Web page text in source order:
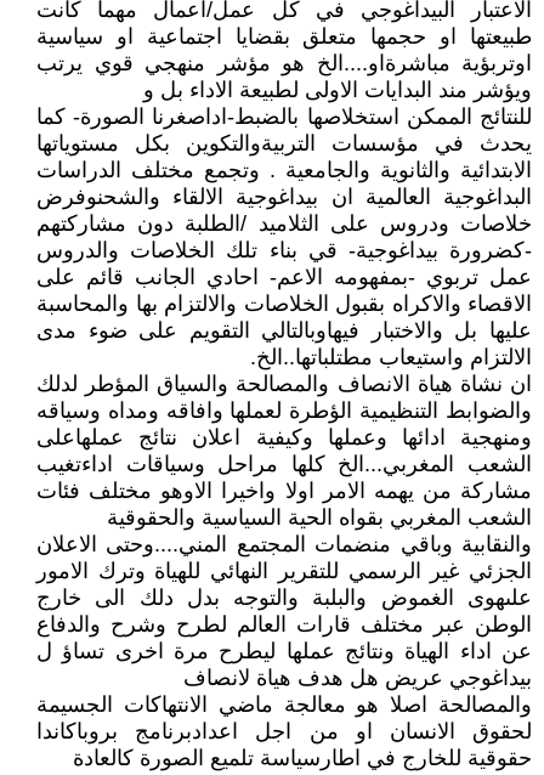
الاعتبار البيداغوجي في كل عمل/اعمال مهما كانت
طبيعتها او حجمها متعلق بقضايا اجتماعية او سياسية
اوتربؤية مباشرةاو....الخ هو مؤشر منهجي قوي يرتب
ويؤشر مند البدايات الاولى لطبيعة الاداء بل و
للنتائج الممكن استخلاصها بالضبط-اداصغرنا الصورة- كما
يحدث في مؤسسات التربيةوالتكوين بكل مستوياتها
الابتدائية والثانوية والجامعية . وتجمع مختلف الدراسات
البداغوجية العالمية ان بيداغوجية الالقاء والشحنوفرض
خلاصات ودروس على الثلاميد /الطلبة دون مشاركتهم
-كضرورة بيداغوجية- قي بناء تلك الخلاصات والدروس
عمل تربوي -بمفهومه الاعم- احادي الجانب قائم على
الاقصاء والاكراه بقبول الخلاصات والالتزام بها والمحاسبة
عليها بل والاختبار فيهاوبالتالي التقويم على ضوء مدى
الالتزام واستيعاب مطتلباتها..الخ.
ان نشاة هياة الانصاف والمصالحة والسياق المؤطر لدلك
والضوابط التنظيمية الؤطرة لعملها وافاقه ومداه وسياقه
ومنهجية ادائها وعملها وكيفية اعلان نتائج عملهاعلى
الشعب المغربي...الخ كلها مراحل وسياقات اداءتغيب
مشاركة من يهمه الامر اولا واخيرا الاوهو مختلف فئات
الشعب المغربي بقواه الحية السياسية والحقوقية
والنقابية وباقي منضمات المجتمع المني....وحتى الاعلان
الجزئي غير الرسمي للتقرير النهائي للهياة وترك الامور
علىهوى الغموض والبلبة والتوجه بدل دلك الى خارج
الوطن عبر مختلف قارات العالم لطرح وشرح والدفاع
عن اداء الهياة ونتائج عملها ليطرح مرة اخرى تساؤ ل
بيداغوجي عريض هل هدف هياة لانصاف
والمصالحة اصلا هو معالجة ماضي الانتهاكات الجسيمة
لحقوق الانسان او من اجل اعدادبرنامج بروباكاندا
حقوقية للخارج في اطارسياسة تلميع الصورة كالعادة